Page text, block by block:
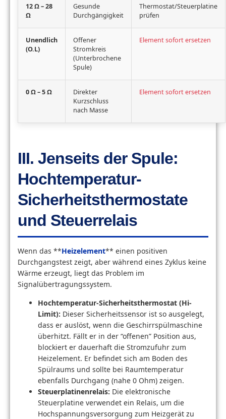
12 Ω – 28
Ω
Gesunde
Durchgängigkeit
Thermostat/Steuerplatine
prüfen
Unendlich
(O.L)
Offener
Stromkreis
(Unterbrochene
Spule)
Element sofort ersetzen
0 Ω – 5 Ω
Direkter
Kurzschluss
nach Masse
Element sofort ersetzen
III. Jenseits der Spule:
Hochtemperatur-
Sicherheitsthermostate
und Steuerrelais
Wenn das **Heizelement** einen positiven
Durchgangstest zeigt, aber während eines Zyklus keine
Wärme erzeugt, liegt das Problem im
Signalübertragungssystem.
Hochtemperatur-Sicherheitsthermostat (Hi-
Limit): Dieser Sicherheitssensor ist so ausgelegt,
dass er auslöst, wenn die Geschirrspülmaschine
überhitzt. Fällt er in der “offenen” Position aus,
blockiert er dauerhaft die Stromzufuhr zum
Heizelement. Er befindet sich am Boden des
Spülraums und sollte bei Raumtemperatur
ebenfalls Durchgang (nahe 0 Ohm) zeigen.
Steuerplatinenrelais: Die elektronische
Steuerplatine verwendet ein Relais, um die
Hochspannungsversorgung zum Heizgerät zu